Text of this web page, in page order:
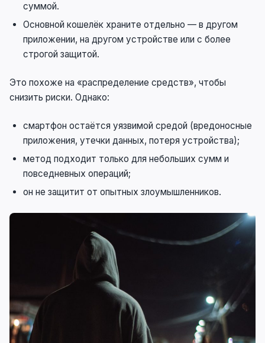
суммой.
Основной кошелёк храните отдельно — в другом
приложении, на другом устройстве или с более
строгой защитой.
Это похоже на «распределение средств», чтобы
снизить риски. Однако:
смартфон остаётся уязвимой средой (вредоносные
приложения, утечки данных, потеря устройства);
метод подходит только для небольших сумм и
повседневных операций;
он не защитит от опытных злоумышленников.